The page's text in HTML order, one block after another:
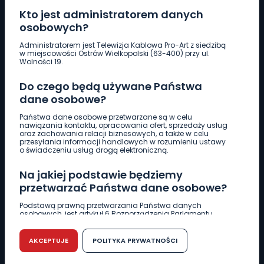
Kto jest administratorem danych
osobowych?
Administratorem jest Telewizja Kablowa Pro-Art z siedzibą
w miejscowości Ostrów Wielkopolski (63-400) przy ul.
Wolności 19.
Do czego będą używane Państwa
dane osobowe?
Państwa dane osobowe przetwarzane są w celu
nawiązania kontaktu, opracowania ofert, sprzedaży usług
oraz zachowania relacji biznesowych, a także w celu
przesyłania informacji handlowych w rozumieniu ustawy
o świadczeniu usług drogą elektroniczną.
Na jakiej podstawie będziemy
przetwarzać Państwa dane osobowe?
Podstawą prawną przetwarzania Państwa danych
osobowych, jest artykuł 6 Rozporządzenia Parlamentu
r. w sprawie ochrony osób fizycznych w związku z
przetwarzaniem danych osobowych w sprawie
swobodnego przepływu takich danych oraz uchylenia
dyrektywy 95/46/WE (RODO).
AKCEPTUJE POLITYKA PRYWATNOŚCI
Pobierz logotyp
661 997 997
REDAKCJA
62 735 22 22redakcja@wlkp24.info
DZIAŁ REKLAMY
62 735 01 85 reklama@wlkp24.info
WIADOMOŚCI
CIEKAWOSTKI